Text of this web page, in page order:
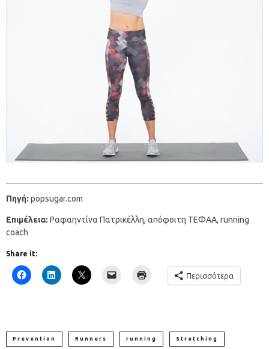
Πηγή: popsugar.com
Eπιμέλεια: Ραφαηντίνα Πατρικέλλη, απόφοιτη ΤΕΦΑΑ, running
coach
Share it:
Περισσότερα
Prevention Runners running Stretching